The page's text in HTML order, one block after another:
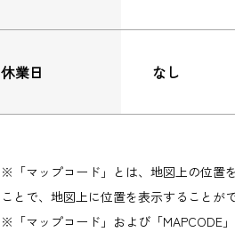
休業日 なし
※「マップコード」とは、地図上の位置
ことで、地図上に位置を表示することが
※「マップコード」および「MAPCODE